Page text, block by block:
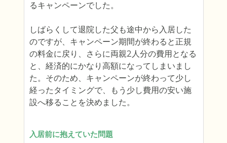
るキャンペーンでした。
しばらくして退院した父も途中から入居した
のですが、キャンペーン期間が終わると正規
の料金に戻り、さらに両親2人分の費用となる
と、経済的にかなり高額になってしまいまし
た。そのため、キャンペーンが終わって少し
経ったタイミングで、もう少し費用の安い施
設へ移ることを決めました。
入居前に抱えていた問題